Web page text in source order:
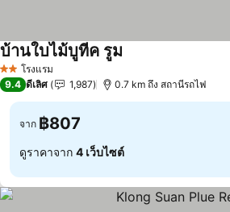
2 ดาวโรงแรม
บ้านใบไม้บูทีค รูม
9.4 ดีเลิศ 1,987 0.7 km ถึง สถานีรถไฟ
จาก ฿807
ดูราคาจาก 4 เว็บไซต์